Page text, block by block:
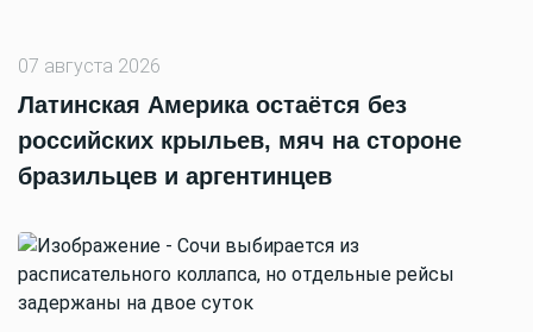
07 августа 2026
Латинская Америка остаётся без
российских крыльев, мяч на стороне
бразильцев и аргентинцев